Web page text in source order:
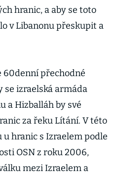
hranic, a aby se toto
v Libanonu přeskupit a
60denní přechodné
se izraelská armáda
a Hizballáh by své
za řeku Lítání. V této
hranic s Izraelem podle
OSN z roku 2006,
mezi Izraelem a